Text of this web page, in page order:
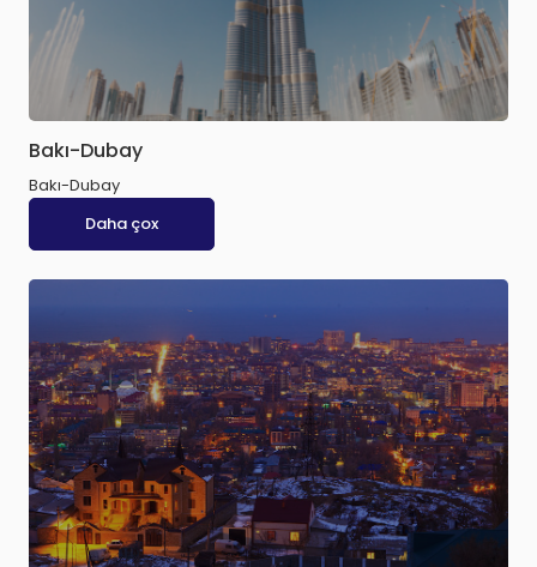
Bakı-Dubay
Bakı-Dubay
Daha çox